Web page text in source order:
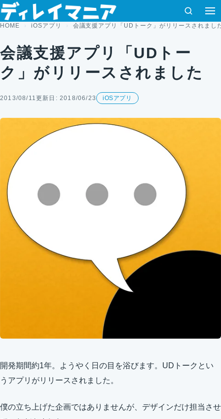
コンテンツへスキップ
検索
HOME iOSアプリ 会議支援アプリ「UDトーク」がリリースされまし
会議支援アプリ「UDトー
ク」がリリースされました
2013/08/11更新日: 2018/06/23 iOSアプリ
開発期間約1年。ようやく日の目を浴びます。UDトークとい
うアプリがリリースされました。
僕の立ち上げた企画ではありませんが、デザインだけ担当させ